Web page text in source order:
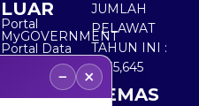
LUAR
Portal
MyGOVERNMENT
Portal Data
Terbuka
Sektor Awam
JUMLAH
PELAWAT
TAHUN INI :
5,535,645
KEMAS
− ×